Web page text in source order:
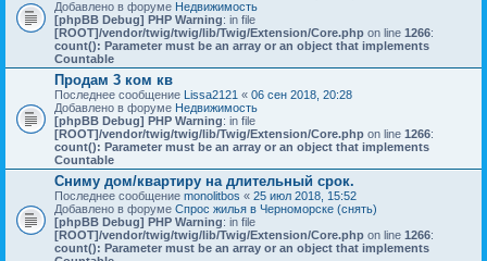
Добавлено в форуме Недвижимость
[phpBB Debug] PHP Warning: in file
[ROOT]/vendor/twig/twig/lib/Twig/Extension/Core.php on line 1266:
count(): Parameter must be an array or an object that implements
Countable
Продам 3 ком кв
Последнее сообщение Lissa2121 « 06 сен 2018, 20:28
Добавлено в форуме Недвижимость
[phpBB Debug] PHP Warning: in file
[ROOT]/vendor/twig/twig/lib/Twig/Extension/Core.php on line 1266:
count(): Parameter must be an array or an object that implements
Countable
Сниму дом/квартиру на длительный срок.
Последнее сообщение monolitbos « 25 июл 2018, 15:52
Добавлено в форуме Спрос жилья в Черноморске (снять)
[phpBB Debug] PHP Warning: in file
[ROOT]/vendor/twig/twig/lib/Twig/Extension/Core.php on line 1266:
count(): Parameter must be an array or an object that implements